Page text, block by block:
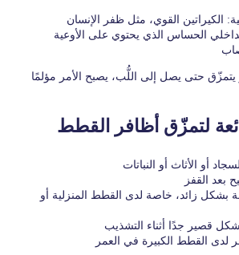
الكيراتين القوي، مثل ظفر الإنسان
الحساس الذي يحتوي على الأوعية
يتمزّق حتى يصل إلى اللُّب، يصبح الأمر مؤلمًا
لتمزّق أظافر القطط
أو الأثاث أو النباتات
بعد القفز
بشكل زائد، خاصة لدى القطط المنزلية أو
قصير جدًا أثناء التشذيب
لدى القطط الكبيرة في العمر